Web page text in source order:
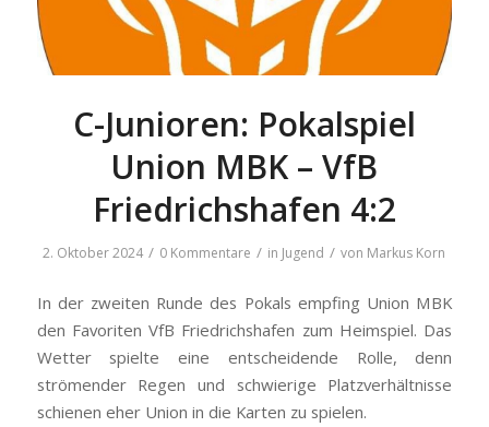
C-Junioren: Pokalspiel
Union MBK – VfB
Friedrichshafen 4:2
2. Oktober 2024 / 0 Kommentare / in Jugend / von Markus Korn
In der zweiten Runde des Pokals empfing Union MBK
den Favoriten VfB Friedrichshafen zum Heimspiel. Das
Wetter spielte eine entscheidende Rolle, denn
strömender Regen und schwierige Platzverhältnisse
schienen eher Union in die Karten zu spielen.